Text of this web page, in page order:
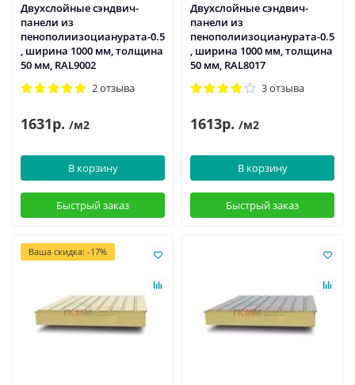
Двухслойные сэндвич-
панели из
пенополиизоцианурата-0.5
, ширина 1000 мм, толщина
50 мм, RAL9002
2 отзыва
1631р. /м2
В корзину
Быстрый заказ
Двухслойные сэндвич-
панели из
пенополиизоцианурата-0.5
, ширина 1000 мм, толщина
50 мм, RAL8017
3 отзыва
1613р. /м2
В корзину
Быстрый заказ
Ваша скидка: -17%